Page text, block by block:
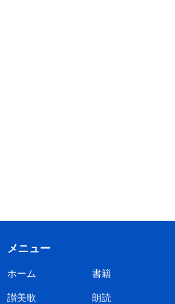
メニュー
ホーム 書籍
讃美歌
朗読